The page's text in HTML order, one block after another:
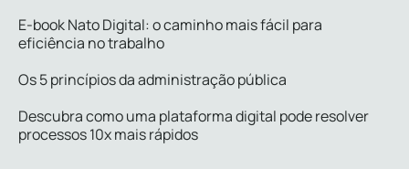
E-book Nato Digital: o caminho mais fácil para
eficiência no trabalho
Os 5 princípios da administração pública
Descubra como uma plataforma digital pode resolver
processos 10x mais rápidos